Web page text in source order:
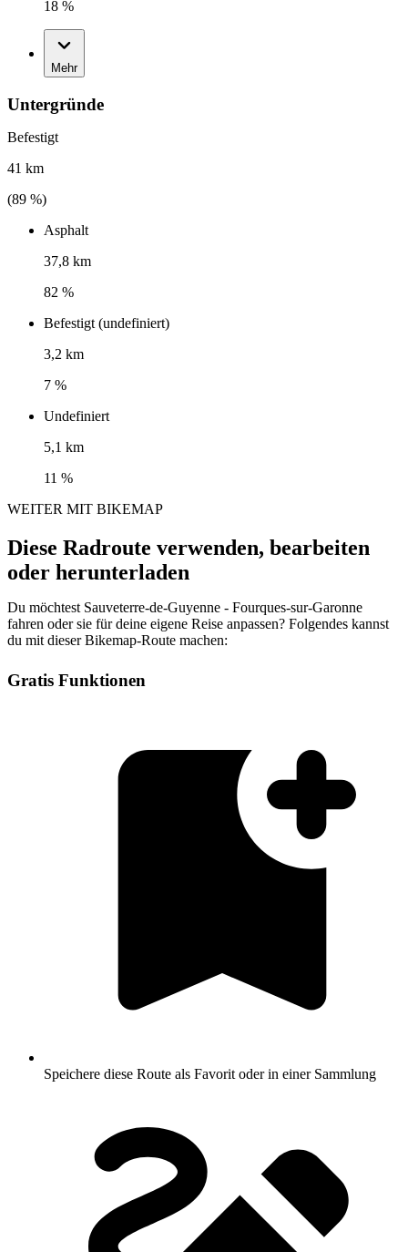
18 %
Mehr
Untergründe
Befestigt
41 km
(89 %)
Asphalt
37,8 km
82 %
Befestigt (undefiniert)
3,2 km
7 %
Undefiniert
5,1 km
11 %
WEITER MIT BIKEMAP
Diese Radroute verwenden, bearbeiten
oder herunterladen
Du möchtest Sauveterre-de-Guyenne - Fourques-sur-Garonne
fahren oder sie für deine eigene Reise anpassen? Folgendes kannst
du mit dieser Bikemap-Route machen:
Gratis Funktionen
Speichere diese Route als Favorit oder in einer Sammlung